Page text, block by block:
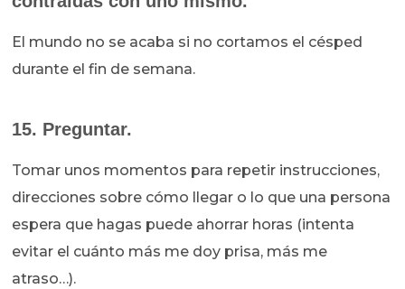
El mundo no se acaba si no cortamos el césped
durante el fin de semana.
15. Preguntar.
Tomar unos momentos para repetir instrucciones,
direcciones sobre cómo llegar o lo que una persona
espera que hagas puede ahorrar horas (intenta
evitar el cuánto más me doy prisa, más me
atraso…).